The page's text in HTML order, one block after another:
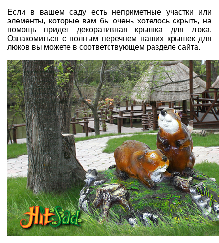
Если в вашем саду есть неприметные участки или
элементы, которые вам бы очень хотелось скрыть, на
помощь придет декоративная крышка для люка.
Ознакомиться с полным перечнем наших крышек для
люков вы можете в соответствующем разделе сайта.